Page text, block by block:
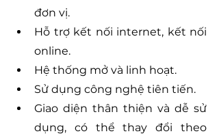
đơn vị.
Hỗ trợ kết nối internet, kết nối
online.
Hệ thống mở và linh hoạt.
Sử dụng công nghệ tiên tiến.
Giao diện thân thiện và dễ sử
dụng, có thể thay đổi theo